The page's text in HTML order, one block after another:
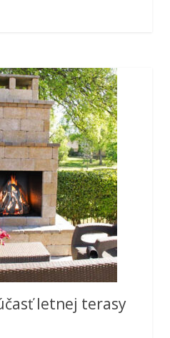
letnej terasy